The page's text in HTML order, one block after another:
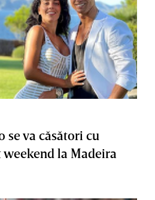
se va căsători cu
weekend la Madeira